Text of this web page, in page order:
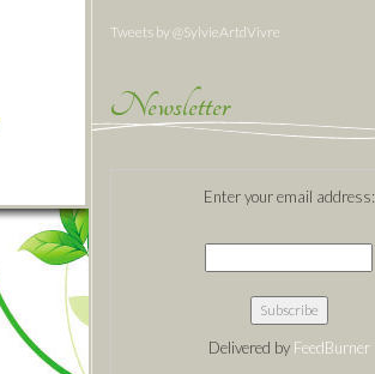
Tweets by @SylvieArtdVivre
Newsletter
Enter your email address:
Delivered by FeedBurner